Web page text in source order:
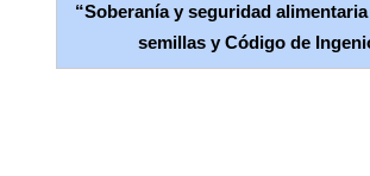
“Soberanía y seguridad
semillas y Código de